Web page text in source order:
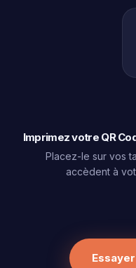
Imprimez votre QR
Placez-le sur vos
accèdent à